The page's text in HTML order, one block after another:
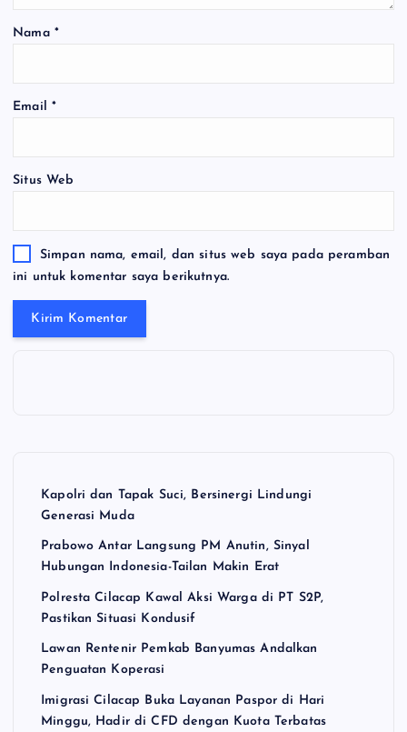
Nama *
Email *
Situs Web
Simpan nama, email, dan situs web saya pada peramban
ini untuk komentar saya berikutnya.
Kapolri dan Tapak Suci, Bersinergi Lindungi
Generasi Muda
Prabowo Antar Langsung PM Anutin, Sinyal
Hubungan Indonesia-Tailan Makin Erat
Polresta Cilacap Kawal Aksi Warga di PT S2P,
Pastikan Situasi Kondusif
Lawan Rentenir Pemkab Banyumas Andalkan
Penguatan Koperasi
Imigrasi Cilacap Buka Layanan Paspor di Hari
Minggu, Hadir di CFD dengan Kuota Terbatas